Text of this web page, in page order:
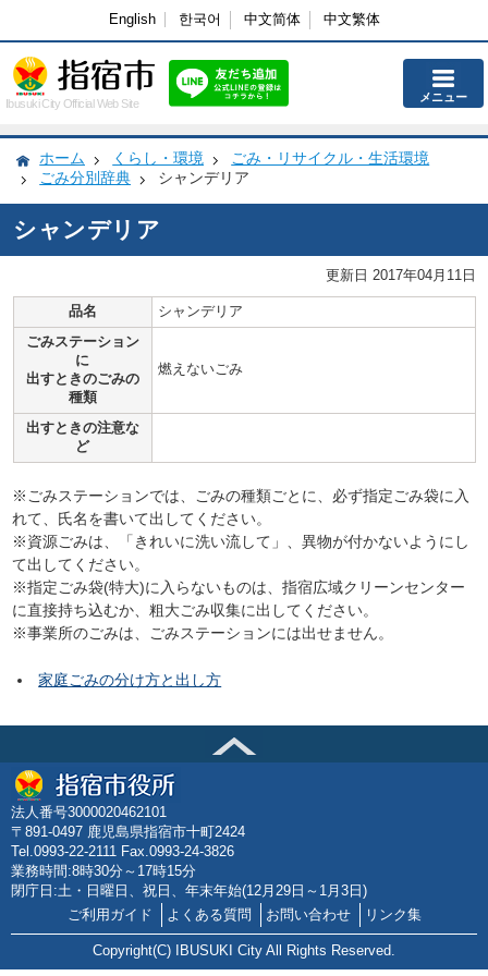
English 한국어 中文简体 中文繁体
Ibusuki City Official Web Site メニュー
ホーム くらし・環境
ごみ・リサイクル・生活環境
ごみ分別辞典
シャンデリア
シャンデリア
更新日 2017年04月11日
品名
シャンデリア
ごみステーション
に
出すときのごみの
種類
燃えないごみ
出すときの注意な
ど
※ごみステーションでは、ごみの種類ごとに、必ず指定ごみ袋に入
れて、氏名を書いて出してください。
※資源ごみは、「きれいに洗い流して」、異物が付かないようにし
て出してください。
※指定ごみ袋(特大)に入らないものは、指宿広域クリーンセンター
に直接持ち込むか、粗大ごみ収集に出してください。
※事業所のごみは、ごみステーションには出せません。
家庭ごみの分け方と出し方
法人番号3000020462101
〒891-0497 鹿児島県指宿市十町2424
Tel.0993-22-2111 Fax.0993-24-3826
業務時間:8時30分～17時15分
閉庁日:土・日曜日、祝日、年末年始(12月29日～1月3日)
ご利用ガイド
よくある質問 お問い合わせ リンク集
Copyright(C) IBUSUKI City All Rights Reserved.